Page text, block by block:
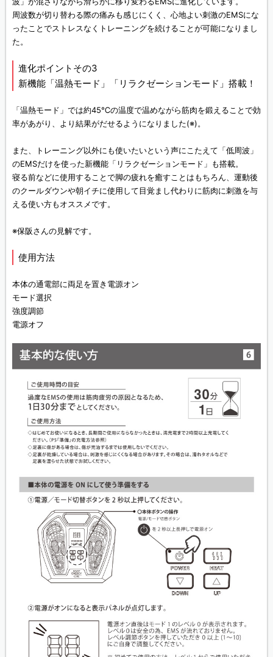
周波数が切り替わる際の痛みも感じにくく、心地よい刺激のEMSにな
ったことでストレスなくトレーニングを続けることが可能になりまし
た。
進化ポイントその3
新機能「温熱モード」「リラクゼーションモード」搭載！
「温熱モード」では約45℃の温度で温めながら筋肉を鍛えることで効
率があがり、より結果がだせるようになりました(※)。
また、トレーニング以外にも使いたいという声にこたえて「低周波」
のEMSだけを使った新機能「リラクゼーションモード」も搭載。
寝る前などに使用することで脚の疲れを癒すことはもちろん、運動後
のクールダウンや朝イチに使用して目覚まし代わりに筋肉に刺激を与
える使い方もオススメです。
※保阪さんの見解です。
使用方法
本体の通電部に両足を置き電源オン
モード選択
強度調節
電源オフ